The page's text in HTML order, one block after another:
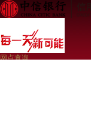
网点查询